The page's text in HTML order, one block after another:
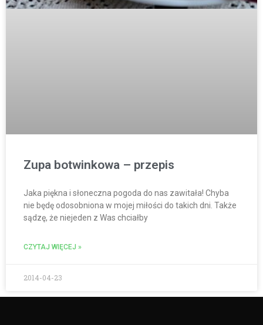
Zupa botwinkowa – przepis
Jaka piękna i słoneczna pogoda do nas zawitała! Chyba
nie będę odosobniona w mojej miłości do takich dni. Także
sądzę, że niejeden z Was chciałby
CZYTAJ WIĘCEJ »
2014-04-23